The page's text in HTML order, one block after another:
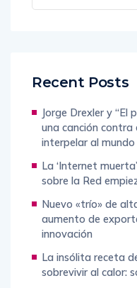
Recent Posts
Jorge Drexler y “El
una canción contra
interpelar al mundo
La ‘Internet
sobre la Red
Nuevo «trío» de
aumento de
innovación
La insólita receta
sobrevivir al calor: